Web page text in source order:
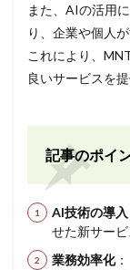
また、AIの活用
り、企業や個人
これにより、
良いサービスを
記事のポイ
AI技術の導入
せた新サービ
業務効率化